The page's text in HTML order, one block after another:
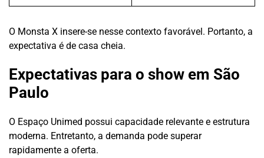
O Monsta X insere-se nesse contexto favorável. Portanto, a
expectativa é de casa cheia.
Expectativas para o show em São
Paulo
O Espaço Unimed possui capacidade relevante e estrutura
moderna. Entretanto, a demanda pode superar
rapidamente a oferta.